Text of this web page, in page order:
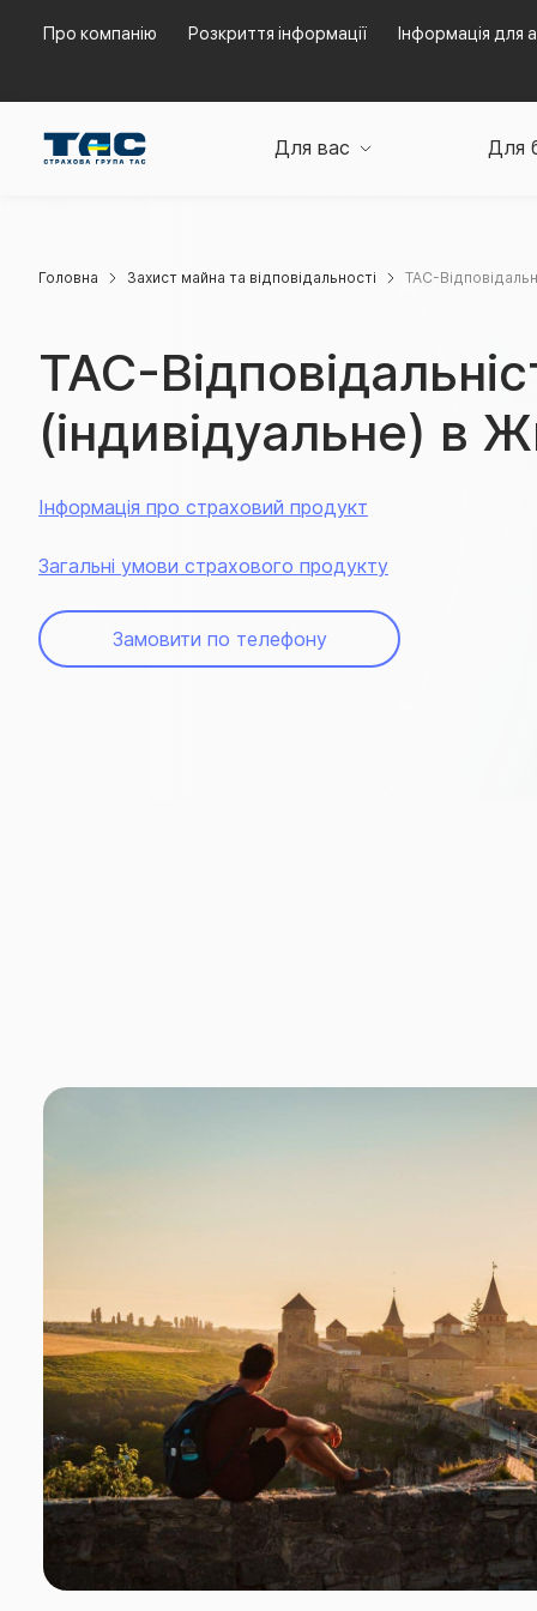
Про компанію Розкриття інформації Інформація для
Для вас Для
Головна Захист майна та відповідальності ТАС-
ТАС-
(індивідуальне) в
Інформація про страховий продукт
Загальні умови страхового продукту
Замовити по телефону